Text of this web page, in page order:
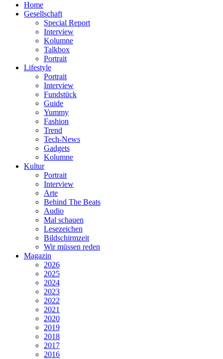
Home
Gesellschaft
Special Report
Interview
Kolumne
Talkbox
Portrait
Lifestyle
Portrait
Interview
Fundstück
Guide
Yummy
Fashion
Trend
Tech-News
Gadgets
Kolumne
Kultur
Portrait
Interview
Arte
Behind The Beats
Audio
Mal schauen
Lesezeichen
Bildschirmzeit
Wir müssen reden
Magazin
2026
2025
2024
2023
2022
2021
2020
2019
2018
2017
2016